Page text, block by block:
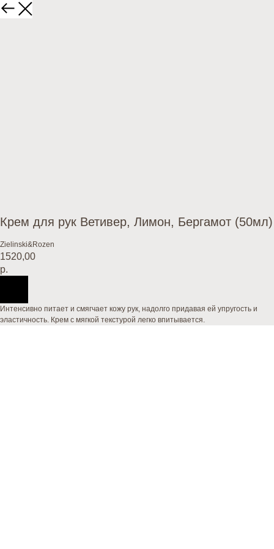
Крем для рук Ветивер, Лимон, Бергамот (50мл)
Zielinski&Rozen
1520,00
р.
Интенсивно питает и смягчает кожу рук, надолго придавая ей упругость и
эластичность. Крем с мягкой текстурой легко впитывается.